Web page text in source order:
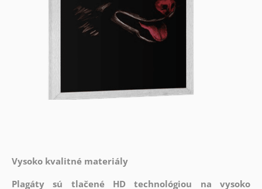
Vysoko kvalitné materiály
Plagáty sú tlačené HD technológiou na vysoko